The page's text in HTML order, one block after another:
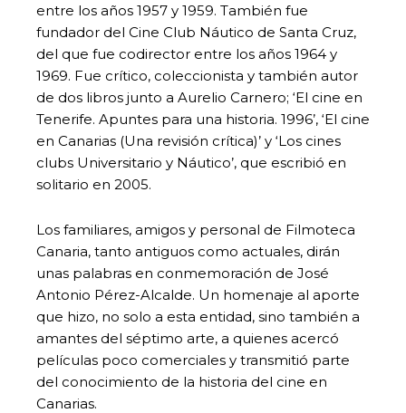
entre los años 1957 y 1959. También fue
fundador del Cine Club Náutico de Santa Cruz,
del que fue codirector entre los años 1964 y
1969. Fue crítico, coleccionista y también autor
de dos libros junto a Aurelio Carnero; ‘El cine en
Tenerife. Apuntes para una historia. 1996’, ‘El cine
en Canarias (Una revisión crítica)’ y ‘Los cines
clubs Universitario y Náutico’, que escribió en
solitario en 2005.
Los familiares, amigos y personal de Filmoteca
Canaria, tanto antiguos como actuales, dirán
unas palabras en conmemoración de José
Antonio Pérez-Alcalde. Un homenaje al aporte
que hizo, no solo a esta entidad, sino también a
amantes del séptimo arte, a quienes acercó
películas poco comerciales y transmitió parte
del conocimiento de la historia del cine en
Canarias.